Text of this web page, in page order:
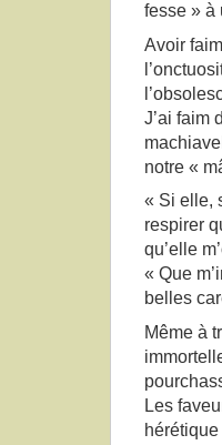
fesse » à
Avoir
J’ai faim
notre «
« Si elle,
respirer
qu’elle
« Que
belles
Même à
Les